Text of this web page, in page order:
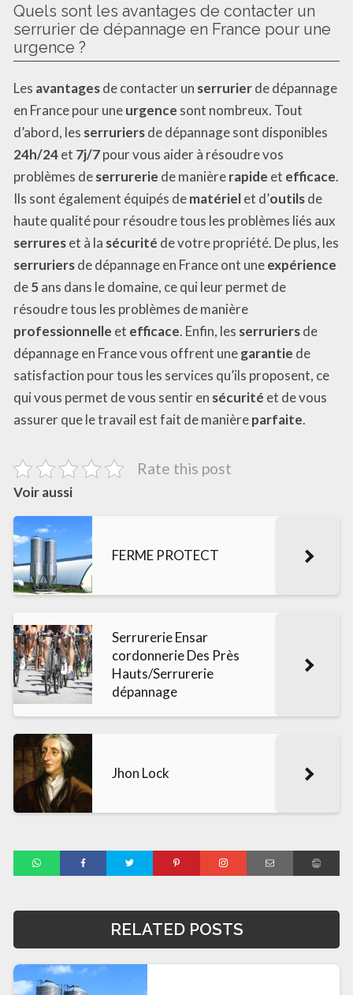
Quels sont les avantages de contacter un
serrurier de dépannage en France pour une
urgence ?
Les avantagesde contacter un serrurierde dépannage
en France pour uneurgence sont nombreux. Tout
d’abord, les serruriersde dépannage sont disponibles
24h/24et 7j/7pour vous aider à résoudre vos
problèmes deserrurerie de manièrerapide et efficace.
Ils sont également équipés dematérielet d’outilsde
haute qualité pour résoudre tous les problèmes liés aux
serrureset à la sécurité de votre propriété. De plus, les
serruriersde dépannage en France ont uneexpérience
de5ans dans le domaine, ce qui leur permet de
résoudre tous les problèmes de manière
professionnelle et efficace. Enfin, les serruriersde
dépannage en France vous offrent unegarantie de
satisfaction pour tous les services qu’ils proposent, ce
qui vous permet de vous sentir en sécurité et de vous
assurer que le travail est fait de manièreparfaite.
Rate this post
Voir aussi
FERME PROTECT
Serrurerie Ensar
cordonnerie Des Près
Hauts/Serrurerie
dépannage
Jhon Lock
RELATED POSTS